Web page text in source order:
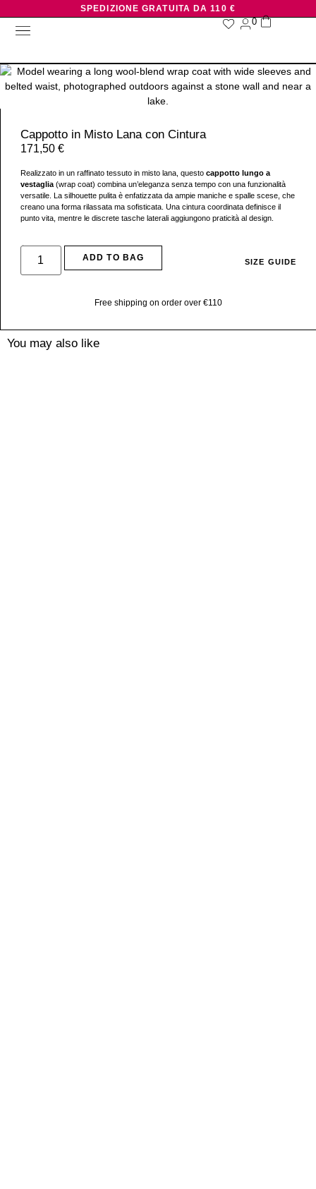
SPEDIZIONE GRATUITA DA 110 €
0
Cappotto in Misto Lana con Cintura
171,50 €
Realizzato in un raffinato tessuto in misto lana, questo cappotto lungo a
vestaglia(wrap coat) combina un’eleganza senza tempo con una funzionalità
versatile. La silhouette pulita è enfatizzata da ampie maniche e spalle scese, che
creano una forma rilassata ma sofisticata. Una cintura coordinata definisce il
punto vita, mentre le discrete tasche laterali aggiungono praticità al design.
+ more
SIZE GUIDE
ADD TO BAG
Free shipping on order over €110
You may also like